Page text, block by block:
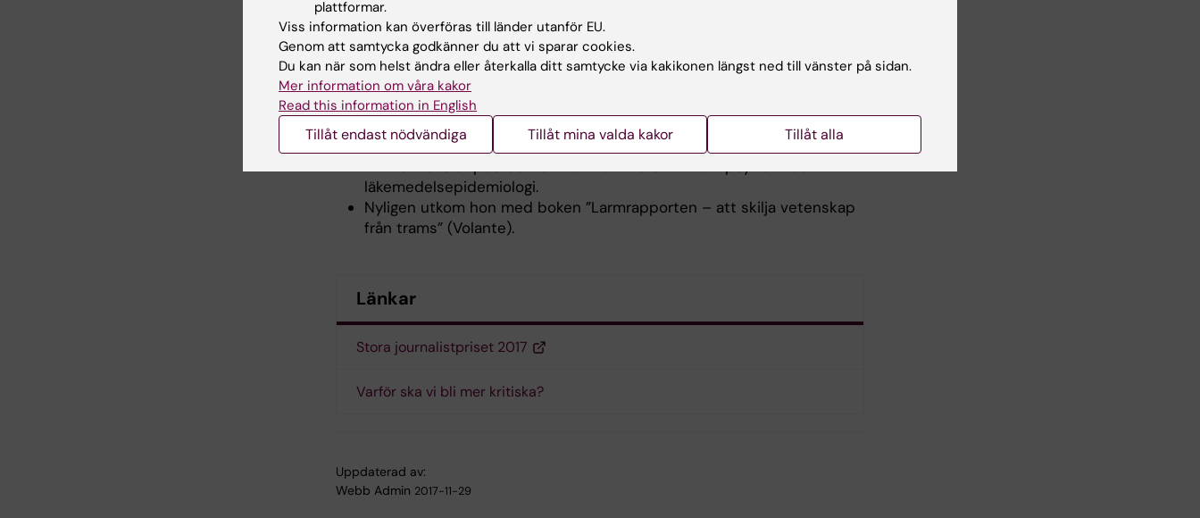
– Att jag fick Stora Journalistpriset är oerhört motiverande för mig
personligen. Men jag tror att det också skickar signaler till andra
forskare om hur uppskattat det är med människor som kämpar för
att nå ut med kunskap.
Emma Frans
Emma Frans är postdoktor vid KI och forskar inom psykiatri och
läkemedelsepidemiologi.
Nyligen utkom hon med boken ”Larmrapporten – att skilja vetenskap
från trams” (Volante).
Länkar
Stora journalistpriset 2017
Varför ska vi bli mer kritiska?
Uppdaterad av:
Webb Admin 2017-11-29
plattformar.
Viss information kan överföras till länder utanför EU.
Genom att samtycka godkänner du att vi sparar cookies.
Du kan när som helst ändra eller återkalla ditt samtycke via kakikonen längst ned till vänster på sidan.
Mer information om våra kakor
Read this information in English
Tillåt endast nödvändiga Tillåt mina valda kakor Tillåt alla